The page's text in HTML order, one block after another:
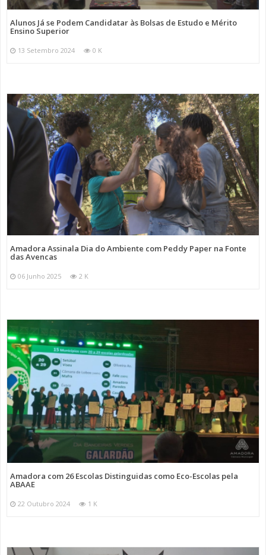
Alunos Já se Podem Candidatar às Bolsas de Estudo e Mérito
Ensino Superior
13 Setembro 2024 0 K
Amadora Assinala Dia do Ambiente com Peddy Paper na Fonte
das Avencas
06 Junho 2025 2 K
Amadora com 26 Escolas Distinguidas como Eco-Escolas pela
ABAAE
22 Outubro 2024 1 K